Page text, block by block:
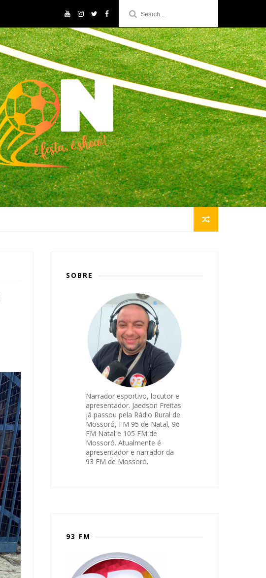
SOBRE
Narrador esportivo, locutor e
apresentador. Jaedson Freitas
já passou pela Rádio Rural de
Mossoró, FM 95 de Natal, 96
FM Natal e 105 FM de
Mossoró. Atualmente é
apresentador e narrador da
93 FM de Mossoró.
93 FM